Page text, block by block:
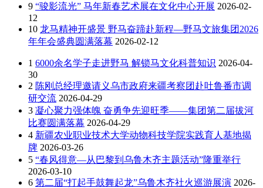
9 “骏影流光” 马年新春艺术展在文化中心开展 2026-02-
12
10 龙马精神开盛景 野马奋蹄赴新程—野马文旅集团2026
年年会盛典圆满落幕 2026-02-12
1 6000余名学子走进野马 解锁马文化科普知识 2026-04-
30
2 陈刚总经理邀请义乌市政府来疆考察团赴吐鲁番市调
研交流 2026-04-29
3 凝心聚力强体魄 奋勇争先迎旺季——集团第二届拔河
比赛圆满落幕 2026-04-29
4 新疆农业职业技术大学动物科技学院实践育人基地揭
牌 2026-03-26
5 “春风得意—从巴黎到乌鲁木齐主题活动”隆重举行
2026-03-10
6 第二届“打起手鼓舞起龙”乌鲁木齐社火巡游展演 2026-